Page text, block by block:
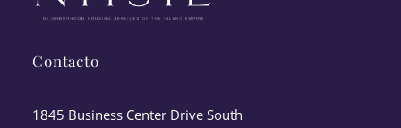
Contacto
1845 Business Center Drive South